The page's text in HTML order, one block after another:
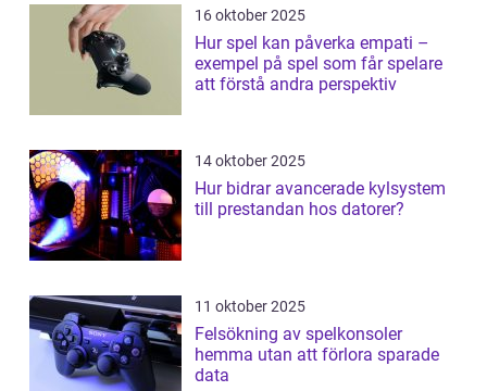
16 oktober 2025
Hur spel kan påverka empati –
exempel på spel som får spelare
att förstå andra perspektiv
14 oktober 2025
Hur bidrar avancerade kylsystem
till prestandan hos datorer?
11 oktober 2025
Felsökning av spelkonsoler
hemma utan att förlora sparade
data